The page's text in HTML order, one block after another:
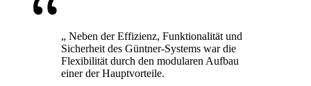
„ Neben der Effizienz, Funktionalität und
Sicherheit des Güntner-Systems war die
Flexibilität durch den modularen Aufbau
einer der Hauptvorteile.